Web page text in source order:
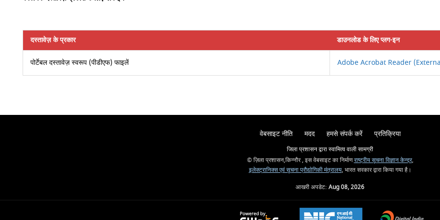
दस्तावेज़ के प्रकार डाउनलोड के लिए प्लग-इन
पोर्टेबल दस्तावेज़ स्वरूप (पीडीएफ) फाइलें Adobe Acrobat Reader
वेबसाइट नीति मदद हमसे संपर्क करें प्रतिक्रिया
जिला प्रशासन द्वारा स्वामित्व वाली सामग्री
© ज़िला प्रशासन,किन्नौर , इस वेबसाइट का निर्माणराष्ट्रीय सूचना विज्ञान केन्द्र,
इलेक्ट्रानिक्स एवं सूचना प्रौद्योगिकी मंत्रालय, भारत सरकार द्वारा किया गया है।
आखरी अपडेट: Aug 08, 2026